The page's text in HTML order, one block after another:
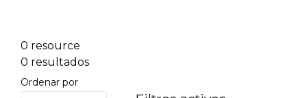
0 resource
0 resultados
Ordenar por